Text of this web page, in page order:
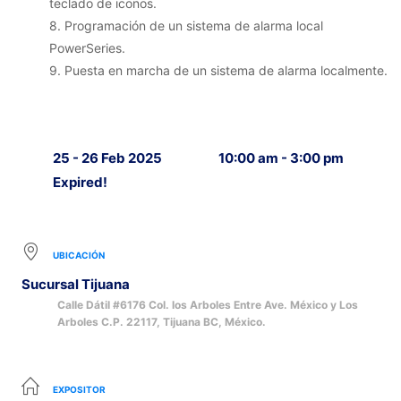
teclado de iconos.
8. Programación de un sistema de alarma local
PowerSeries.
9. Puesta en marcha de un sistema de alarma localmente.
25 - 26 Feb 2025
Expired!
10:00 am - 3:00 pm
UBICACIÓN
Sucursal Tijuana
Calle Dátil #6176 Col. los Arboles Entre Ave. México y Los
Arboles C.P. 22117, Tijuana BC, México.
EXPOSITOR